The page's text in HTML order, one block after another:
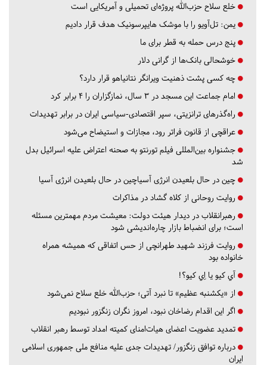
خلع سلاح حزب‌الله پروژه‌ای تحمیلی و آمریکایی است
یمن: تل‌آویو را با موشک هایپرسونیک هدف قرار دادیم
پنج درس‌ حمله به قطر برای ما
خوشحالی بانک‌ها از گرانی دلار
چه کسی پشت ذهنیت ویرانگر نتانیاهو قرار دارد؟
امام جماعت این مسجد در ۳ سال، نمازگزاران را ۴ برابر کرد
راه‌گذرهای ترانزیتی، سپر اقتصادی-سیاسی ایران در برابر تهدیدات
عراقچی از قانون فراتر رود، مجازات و استیضاح می‌شود
جشنواره بین‌المللی فیلم تورنتو به صحنه اعتراض علیه اسرائیل بدل
شد
چین در حال بلعیدن انرژی آسیاچین در حال بلعیدن انرژی آسیا
روایت روحانی از کلاه گشاد در مذاکرات
رهبرانقلاب در دیدار هیئت دولت: معیشت مردم مهمترین مسئله
است؛ برای انضباط بازار چاره‌اندیشی شود
روایت فرزند شهید طهرانچی از حس اتفاقی که همیشه همراه
خانواده بود
آي كيو يا اِي كيو؟!
از «یکشنبه عظیم» تا نبرد آتی؛ حزب‌الله خلع سلاح نمی‌شود
اگر این اقدام رضاخان نبود، امروز نگران زنگزور نبودیم
تمدید عضویت اعضای هیات‌امنای کمیته امداد توسط رهبر انقلاب
درباره توافق زنگزور/ تهدیدات جدی علیه منافع ملی جمهوری اسلامی
ایران